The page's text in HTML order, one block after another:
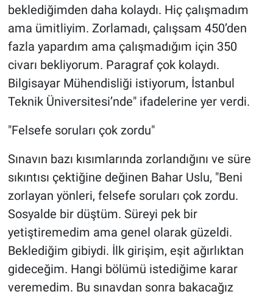
beklediğimden daha kolaydı. Hiç çalışmadım
ama ümitliyim. Zorlamadı, çalışsam 450’den
fazla yapardım ama çalışmadığım için 350
civarı bekliyorum. Paragraf çok kolaydı.
Bilgisayar Mühendisliği istiyorum, İstanbul
Teknik Üniversitesi’nde" ifadelerine yer verdi.
"Felsefe soruları çok zordu"
Sınavın bazı kısımlarında zorlandığını ve süre
sıkıntısı çektiğine değinen Bahar Uslu, "Beni
zorlayan yönleri, felsefe soruları çok zordu.
Sosyalde bir düştüm. Süreyi pek bir
yetiştiremedim ama genel olarak güzeldi.
Beklediğim gibiydi. İlk girişim, eşit ağırlıktan
gideceğim. Hangi bölümü istediğime karar
veremedim. Bu sınavdan sonra bakacağız